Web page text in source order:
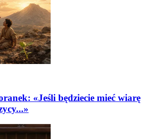
«Jeśli będziecie mieć wiarę